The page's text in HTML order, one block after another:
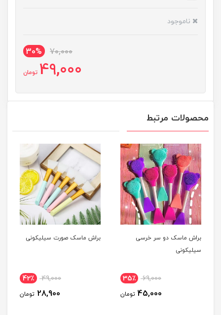
ناموجود
70,000
30%
49,000 تومان
محصولات مرتبط
براش ماسک دو سر خرسی
سیلیکونی
69,000 35٪
45,000 تومان
براش ماسک صورت سیلیکونی
49,000 42٪
28,900 تومان